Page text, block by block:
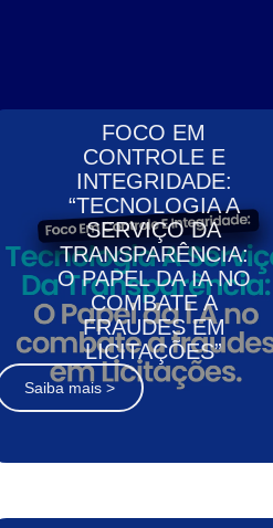
FOCO EM
CONTROLE E
INTEGRIDADE:
“TECNOLOGIA A
SERVIÇO DA
TRANSPARÊNCIA:
O PAPEL DA IA NO
COMBATE A
FRAUDES EM
LICITAÇÕES”
Saiba mais >